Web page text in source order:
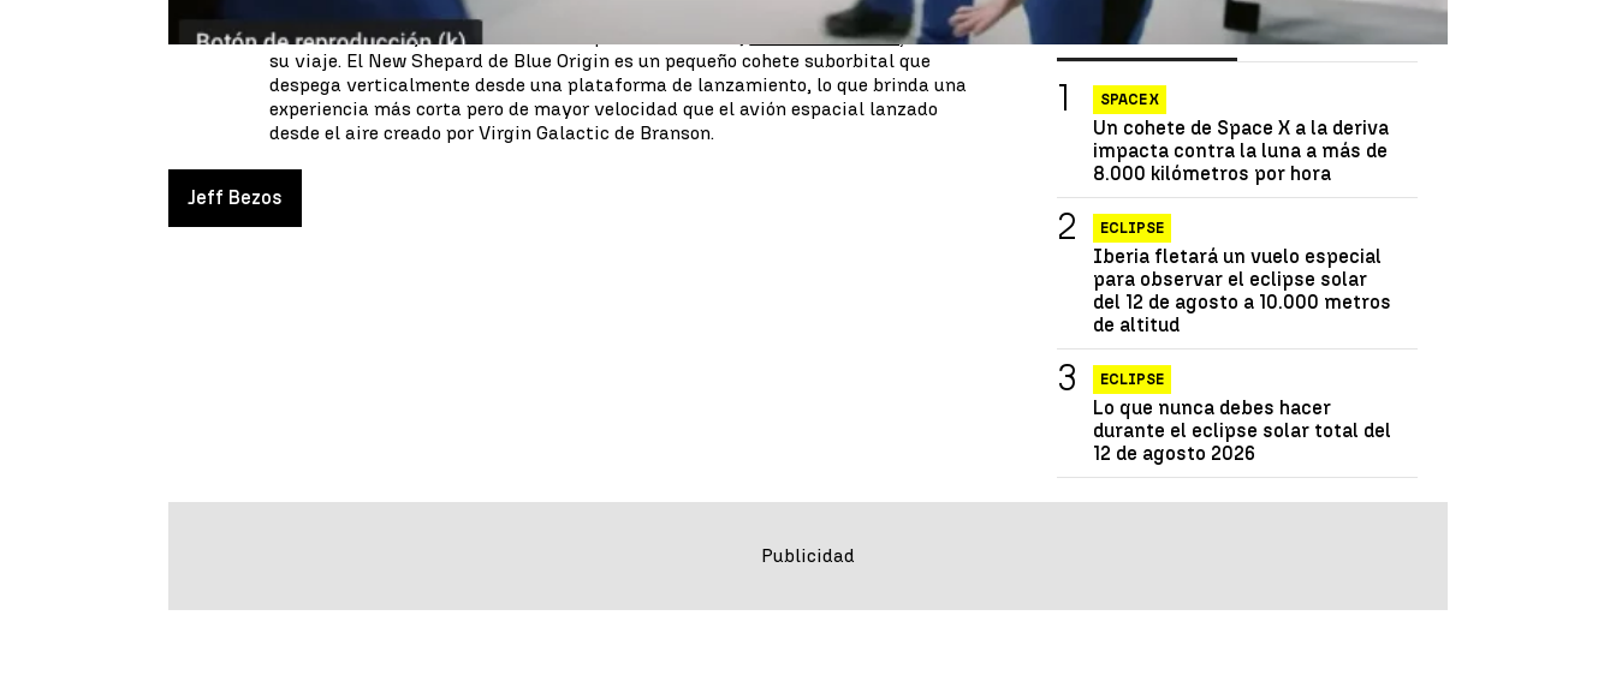
Bezos emprende su viaje extraterrestre solo nueve días después de que su colega
multimillonario y fundador de la compañía de cohetes,
Richard Branson,hiciera
su viaje. El New Shepard de Blue Origin es un pequeño cohete suborbital que
despega verticalmente desde una plataforma de lanzamiento, lo que brinda una
experiencia más corta pero de mayor velocidad que el avión espacial lanzado
desde el aire creado por Virgin Galactic de Branson.
Jeff Bezos
Las más vistas Lo último
SPACE X
Un cohete de Space X a la deriva
impacta contra la luna a más de
8.000 kilómetros por hora
ECLIPSE
Iberia fletará un vuelo especial
para observar el eclipse solar
del 12 de agosto a 10.000 metros
de altitud
ECLIPSE
Lo que nunca debes hacer
durante el eclipse solar total del
12 de agosto 2026